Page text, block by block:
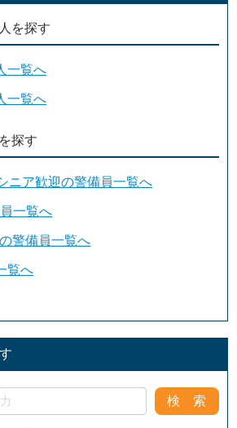
を探す
一覧へ
一覧へ
探す
ニア歓迎の警備員一覧へ
一覧へ
警備員一覧へ
覧へ